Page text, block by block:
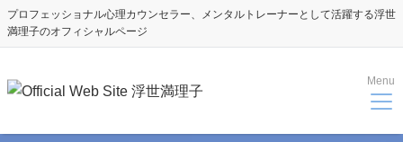
プロフェッショナル心理カウンセラー、メンタルトレーナーとして活躍する浮世
満理子のオフィシャルページ
Menu